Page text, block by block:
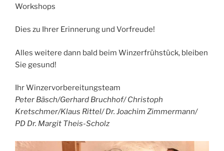
Workshops
Dies zu Ihrer Erinnerung und Vorfreude!
Alles weitere dann bald beim Winzerfrühstück, bleiben
Sie gesund!
Ihr Winzervorbereitungsteam
Peter Bäsch/Gerhard Bruchhof/ Christoph
Kretschmer/Klaus Rittel/ Dr. Joachim Zimmermann/
PD Dr. Margit Theis-Scholz